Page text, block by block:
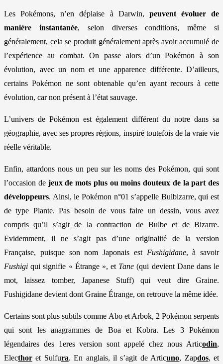
Les Pokémons, n’en déplaise à Darwin, peuvent évoluer de
manière instantanée, selon diverses conditions, même si
généralement, cela se produit généralement après avoir accumulé de
l’expérience au combat. On passe alors d’un Pokémon à son
évolution, avec un nom et une apparence différente. D’ailleurs,
certains Pokémon ne sont obtenable qu’en ayant recours à cette
évolution, car non présent à l’état sauvage.
L’univers de Pokémon est également différent du notre dans sa
géographie, avec ses propres régions, inspiré toutefois de la vraie vie
réelle véritable.
Enfin, attardons nous un peu sur les noms des Pokémon, qui sont
l’occasion de jeux de mots plus ou moins douteux de la part des
développeurs. Ainsi, le Pokémon n°01 s’appelle Bulbizarre, qui est
de type Plante. Pas besoin de vous faire un dessin, vous avez
compris qu’il s’agit de la contraction de Bulbe et de Bizarre.
Evidemment, il ne s’agit pas d’une originalité de la version
Française, puisque son nom Japonais est Fushigidane, à savoir
Fushigi qui signifie « Étrange », et Tane (qui devient Dane dans le
mot, laissez tomber, Japanese Stuff) qui veut dire Graine.
Fushigidane devient dont Graine Étrange, on retrouve la même idée.
Certains sont plus subtils comme Abo et Arbok, 2 Pokémon serpents
qui sont les anagrammes de Boa et Kobra. Les 3 Pokémon
légendaires des 1eres version sont appelé chez nous Articodin,
Electhor et Sulfura. En anglais, il s’agit de Articuno, Zapdos, et